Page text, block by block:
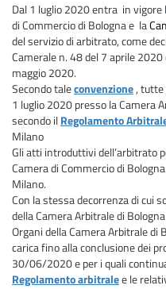
Dal 1 luglio 2020 entra in vigore
di Commercio di Bologna e la
del servizio di arbitrato, come
Camerale n. 48 del 7 aprile
maggio 2020.
Secondo taleconvenzione, tutte
1 luglio 2020 presso la Camera
secondo ilRegolamento
Milano
Gli atti introduttivi dell’arbitrato
Camera di Commercio di
Milano.
Con la stessa decorrenza di cui
della Camera Arbitrale di
Organi della Camera Arbitrale di
carica fino alla conclusione dei
30/06/2020 e per i quali
Regolamento arbitralee le